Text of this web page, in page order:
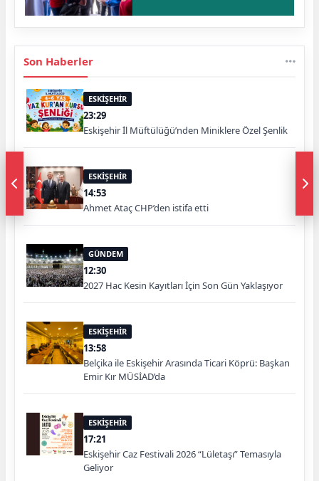
Son Haberler
ESKİŞEHİR
23:29
Eskişehir İl Müftülüğü’nden Miniklere Özel Şenlik
ESKİŞEHİR
14:53
Ahmet Ataç CHP’den istifa etti
GÜNDEM
12:30
2027 Hac Kesin Kayıtları İçin Son Gün Yaklaşıyor
ESKİŞEHİR
13:58
Belçika ile Eskişehir Arasında Ticari Köprü: Başkan
Emir Kır MÜSİAD’da
ESKİŞEHİR
17:21
Eskişehir Caz Festivali 2026 “Lületaşı” Temasıyla
Geliyor